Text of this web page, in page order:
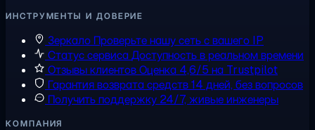
ИНСТРУМЕНТЫ И ДОВЕРИЕ
Зеркало Проверьте нашу сеть с вашего IP
Статус сервисаДоступность в реальном времени
Отзывы клиентовОценка 4,6/5 на Trustpilot
Гарантия возврата средств14 дней, без вопросов
Получить поддержку 24/7, живые инженеры
КОМПАНИЯ